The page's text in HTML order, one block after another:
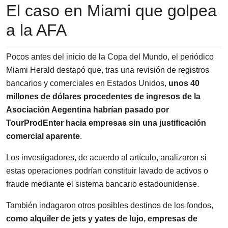
El caso en Miami que golpea
a la AFA
Pocos antes del inicio de la Copa del Mundo, el periódico
Miami Herald destapó que, tras una revisión de registros
bancarios y comerciales en Estados Unidos, unos 40
millones de dólares procedentes de ingresos de la
Asociación Aegentina habrían pasado por
TourProdEnter hacia empresas sin una justificación
comercial aparente.
Los investigadores, de acuerdo al artículo, analizaron si
estas operaciones podrían constituir lavado de activos o
fraude mediante el sistema bancario estadounidense.
También indagaron otros posibles destinos de los fondos,
como alquiler de jets y yates de lujo, empresas de